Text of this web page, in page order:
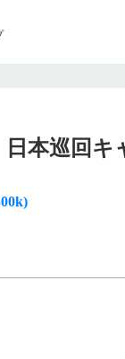
日本巡回キ